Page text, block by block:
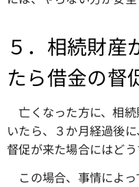
５．相続財産
たら借金の督
亡くなった方に、相
いたら、３か月経過後
督促が来た場合にはど
この場合、事情によ